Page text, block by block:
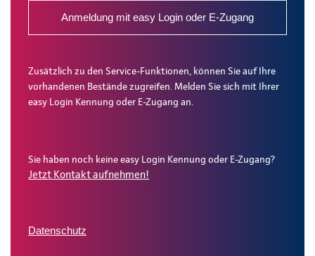
Anmeldung mit easy Login oder E-Zugang
Zusätzlich zu den Service-Funktionen, können Sie auf Ihre
vorhandenen Bestände zugreifen. Melden Sie sich mit Ihrer
easy Login Kennung oder E-Zugang an.
Sie haben noch keine easy Login Kennung oder E-Zugang?
Jetzt Kontakt aufnehmen!
Datenschutz